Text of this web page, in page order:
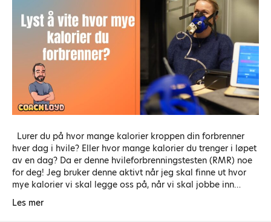
Lurer du på hvor mange kalorier kroppen din forbrenner
hver dag i hvile? Eller hvor mange kalorier du trenger i løpet
av en dag? Da er denne hvileforbrenningstesten (RMR) noe
for deg! Jeg bruker denne aktivt når jeg skal finne ut hvor
mye kalorier vi skal legge oss på, når vi skal jobbe inn…
Les mer